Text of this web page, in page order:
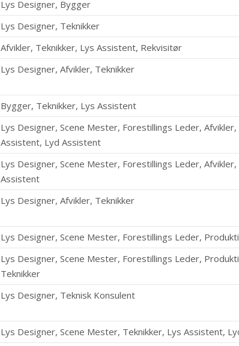
Lys Designer, Bygger
Lys Designer, Teknikker
Afvikler, Teknikker, Lys Assistent, Rekvisitør
Lys Designer, Afvikler, Teknikker
Bygger, Teknikker, Lys Assistent
Lys Designer, Scene Mester, Forestillings Leder,
Assistent, Lyd Assistent
Lys Designer, Scene Mester, Forestillings Leder,
Assistent
Lys Designer, Afvikler, Teknikker
Lys Designer, Scene Mester, Forestillings Leder,
Lys Designer, Scene Mester, Forestillings Leder,
Teknikker
Lys Designer, Teknisk Konsulent
Lys Designer, Scene Mester, Teknikker, Lys Assistent,